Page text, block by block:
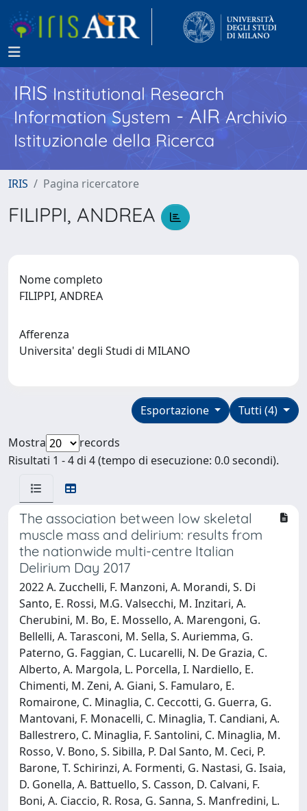
IRISInstitutional Research
Information System - AIR Archivio
Istituzionale della Ricerca
IRIS Pagina ricercatore
FILIPPI, ANDREA
Nome completo
FILIPPI, ANDREA
Afferenza
Universita' degli Studi di MILANO
Tutti (4)
Esportazione
Mostra
records
Risultati 1 - 4 di 4 (tempo di esecuzione: 0.0 secondi).
The association between low skeletal
muscle mass and delirium: results from
the nationwide multi-centre Italian
Delirium Day 2017
2022 A. Zucchelli, F. Manzoni, A. Morandi, S. Di
Santo, E. Rossi, M.G. Valsecchi, M. Inzitari, A.
Cherubini, M. Bo, E. Mossello, A. Marengoni, G.
Bellelli, A. Tarasconi, M. Sella, S. Auriemma, G.
Paterno, G. Faggian, C. Lucarelli, N. De Grazia, C.
Alberto, A. Margola, L. Porcella, I. Nardiello, E.
Chimenti, M. Zeni, A. Giani, S. Famularo, E.
Romairone, C. Minaglia, C. Ceccotti, G. Guerra, G.
Mantovani, F. Monacelli, C. Minaglia, T. Candiani, A.
Ballestrero, C. Minaglia, F. Santolini, C. Minaglia, M.
Rosso, V. Bono, S. Sibilla, P. Dal Santo, M. Ceci, P.
Barone, T. Schirinzi, A. Formenti, G. Nastasi, G. Isaia,
D. Gonella, A. Battuello, S. Casson, D. Calvani, F.
Boni, A. Ciaccio, R. Rosa, G. Sanna, S. Manfredini, L.